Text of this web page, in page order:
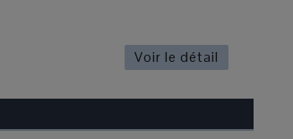
Voir le détail